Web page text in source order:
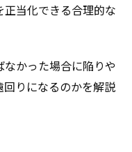
当化できる合理的な
かった場合に陥りや
りになるのかを解説